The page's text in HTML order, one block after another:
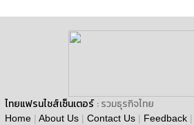
ไทยแฟรนไชส์เซ็นเตอร์ : รวมธุรกิจไทย
Home | About Us | Contact Us | Feedback |